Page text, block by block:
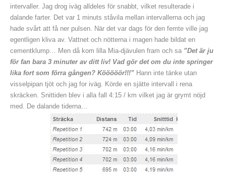
intervaller. Jag drog iväg alldeles för snabbt, vilket resulterade i
dalande farter. Det var 1 minuts ståvila mellan intervallerna och jag
hade svårt att få ner pulsen. När det var dags för den femte ville jag
egentligen kliva av. Vattnet och nötterna i magen hade bildat en
cementklump… Men då kom lilla Mia-djävulen fram och sa ”Det är ju
för fan bara 3 minuter av ditt liv! Vad gör det om du inte springer
lika fort som förra gången? Kööööör!!!”Hann inte tänke utan
visselpipan tjöt och jag for iväg. Körde en sjätte intervall i rena
skräcken. Snittiden blev i alla fall 4:15 / km vilket jag är grymt nöjd
med. De dalande tiderna…